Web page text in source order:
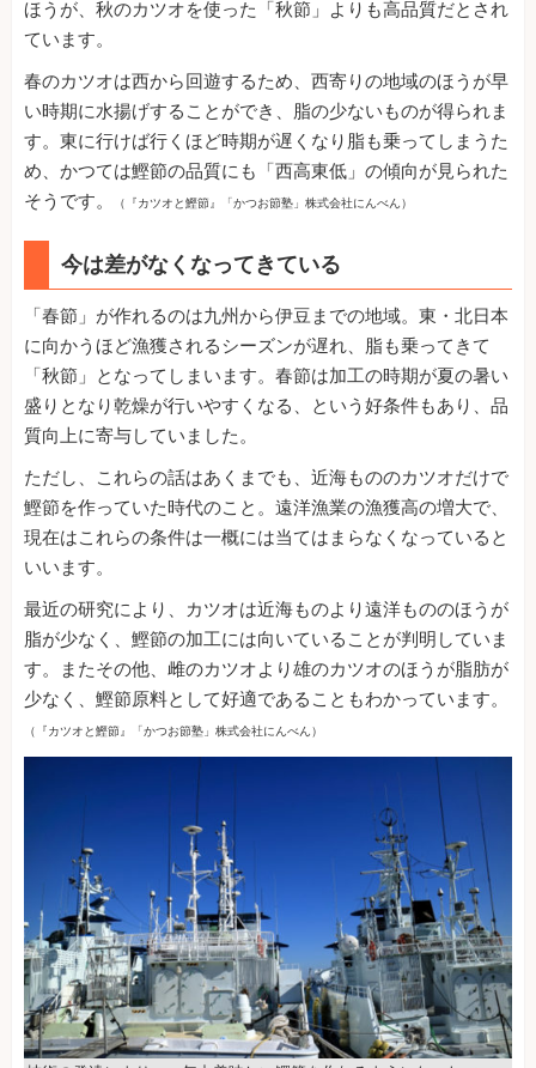
ほうが、秋のカツオを使った「秋節」よりも高品質だとされ
ています。
春のカツオは西から回遊するため、西寄りの地域のほうが早
い時期に水揚げすることができ、脂の少ないものが得られま
す。東に行けば行くほど時期が遅くなり脂も乗ってしまうた
め、かつては鰹節の品質にも「西高東低」の傾向が見られた
そうです。
（『カツオと鰹節』「かつお節塾」株式会社にんべん）
今は差がなくなってきている
「春節」が作れるのは九州から伊豆までの地域。東・北日本
に向かうほど漁獲されるシーズンが遅れ、脂も乗ってきて
「秋節」となってしまいます。春節は加工の時期が夏の暑い
盛りとなり乾燥が行いやすくなる、という好条件もあり、品
質向上に寄与していました。
ただし、これらの話はあくまでも、近海もののカツオだけで
鰹節を作っていた時代のこと。遠洋漁業の漁獲高の増大で、
現在はこれらの条件は一概には当てはまらなくなっていると
いいます。
最近の研究により、カツオは近海ものより遠洋もののほうが
脂が少なく、鰹節の加工には向いていることが判明していま
す。またその他、雌のカツオより雄のカツオのほうが脂肪が
少なく、鰹節原料として好適であることもわかっています。
（『カツオと鰹節』「かつお節塾」株式会社にんべん）